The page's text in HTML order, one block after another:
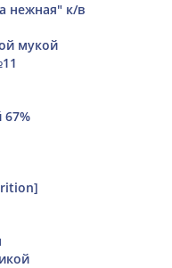
нежная" к/в
мукой